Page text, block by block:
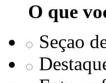
O que
Seçao